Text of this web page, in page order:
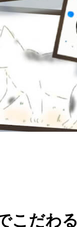
こだわる